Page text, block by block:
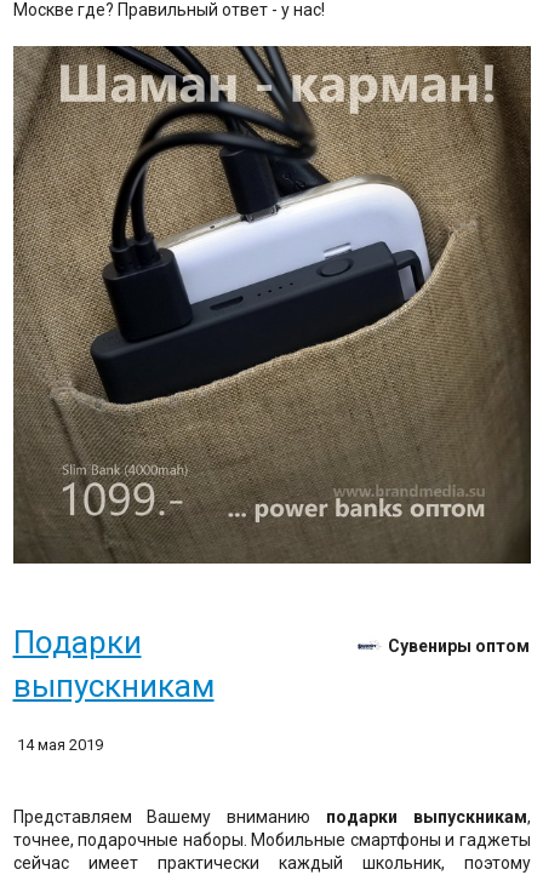
Москве где? Правильный ответ - у нас!
Подарки
выпускникам
Сувениры оптом
14 мая 2019
Представляем Вашему вниманию подарки выпускникам,
точнее, подарочные наборы. Мобильные смартфоны и гаджеты
сейчас имеет практически каждый школьник, поэтому